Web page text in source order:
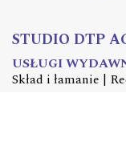
STUDIO DTP
USŁUGI
Skład i łamanie |